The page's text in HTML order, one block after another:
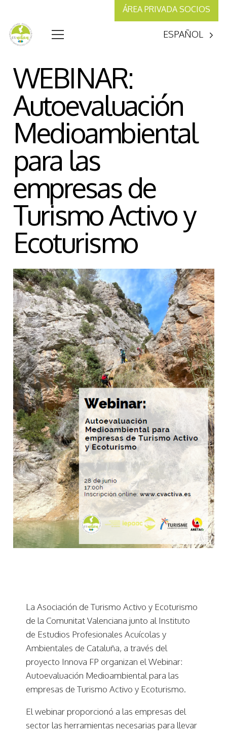
ÁREA PRIVADA SOCIOS
ESPAÑOL
WEBINAR:
Autoevaluación
Medioambiental
para las
empresas de
Turismo Activo y
Ecoturismo
La Asociación de Turismo Activo y Ecoturismo
de la Comunitat Valenciana junto al Instituto
de Estudios Profesionales Acuícolas y
Ambientales de Cataluña, a través del
proyecto Innova FP organizan el Webinar:
Autoevaluación Medioambiental para las
empresas de Turismo Activo y Ecoturismo.
El webinar proporcionó a las empresas del
sector las herramientas necesarias para llevar